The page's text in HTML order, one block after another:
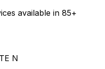
available in 85+
N